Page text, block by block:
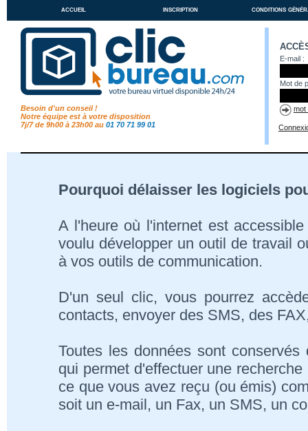
accueil inscription conditions
Besoin d'un conseil !
Notre équipe est à votre disposition
7j/7 de 9h00 à 23h00 au 01 70 71 99 01
E-mail :
Mot de
mot
Pourquoi délaisser les logiciels
A l'heure où l'internet est
voulu développer un outil de travail
à vos outils de communication.
D'un seul clic, vous pourrez
contacts, envoyer des SMS, des
Toutes les données sont
qui permet d'effectuer une
ce que vous avez reçu (ou émis)
soit un e-mail, un Fax, un SMS, un